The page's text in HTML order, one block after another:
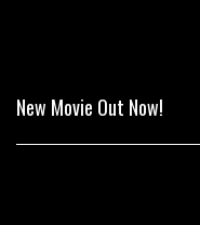
New Movie Out Now!